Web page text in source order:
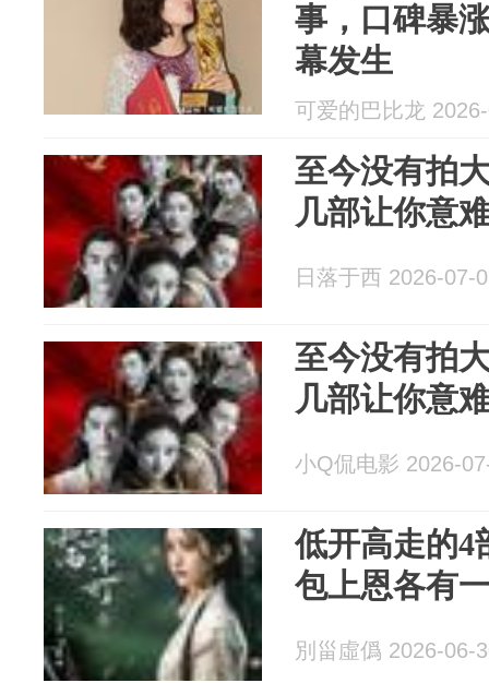
事，口碑暴
幕发生
可爱的巴比龙
至今没有拍
几部让你意
日落于西 2026-07-
至今没有拍
几部让你意
小Q侃电影 2026-
低开高走的4
包上恩各有
別甾虛僞 2026-06-